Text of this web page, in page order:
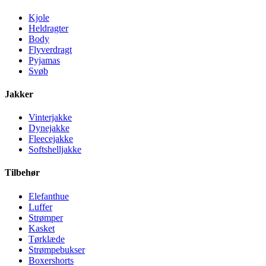
Kjole
Heldragter
Body
Flyverdragt
Pyjamas
Svøb
Jakker
Vinterjakke
Dynejakke
Fleecejakke
Softshelljakke
Tilbehør
Elefanthue
Luffer
Strømper
Kasket
Tørklæde
Strømpebukser
Boxershorts